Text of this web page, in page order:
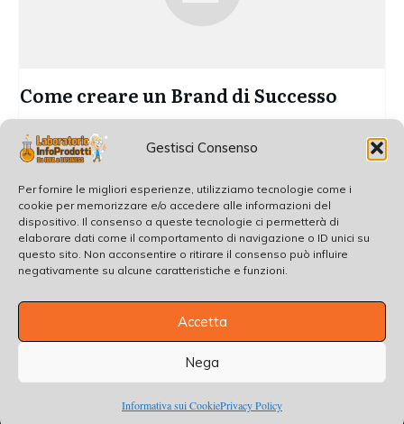
Gestisci Consenso
Per fornire le migliori esperienze, utilizziamo tecnologie come i
cookie per memorizzare e/o accedere alle informazioni del
dispositivo. Il consenso a queste tecnologie ci permetterà di
elaborare dati come il comportamento di navigazione o ID unici su
questo sito. Non acconsentire o ritirare il consenso può influire
negativamente su alcune caratteristiche e funzioni.
Accetta
Nega
Informativa sui CookiePrivacy Policy
Come creare un Brand di Successo
Melle] Spesso rimango senza...
Read More
, all rights reserved.